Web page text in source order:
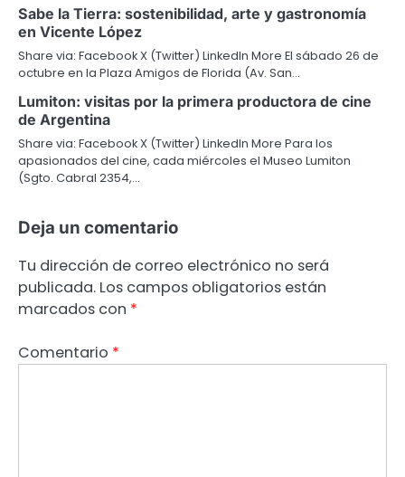
Sabe la Tierra: sostenibilidad, arte y gastronomía
en Vicente López
Share via: Facebook X (Twitter) LinkedIn More El sábado 26 de
octubre en la Plaza Amigos de Florida (Av. San…
Lumiton: visitas por la primera productora de cine
de Argentina
Share via: Facebook X (Twitter) LinkedIn More Para los
apasionados del cine, cada miércoles el Museo Lumiton
(Sgto. Cabral 2354,…
Deja un comentario
Tu dirección de correo electrónico no será
publicada. Los campos obligatorios están
marcados con *
Comentario *